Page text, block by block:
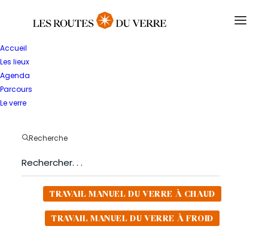
Accueil
Les lieux
Agenda
Parcours
Le verre
Recherche
TRAVAIL MANUEL DU VERRE À CHAUD
TRAVAIL MANUEL DU VERRE À FROID